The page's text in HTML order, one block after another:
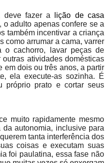
deve fazer a
lição de casa
adulto apenas confere se a
também incentivar a criança
como arrumar a cama, varrer
o cachorro, lavar peças de
atividades domésticas
em dois ou três anos, a partir
ela execute-as sozinha. É
próprio prato e cortar seus
muito rapidamente mesmo
autonomia, inclusive para
tanta interferência dos
coisas e executam suas
foi paulatina, essa fase não